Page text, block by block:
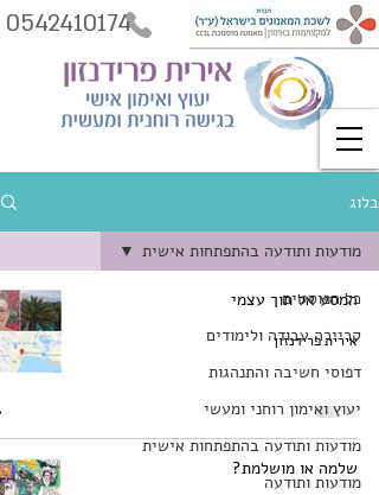
0542410174
בלוג
כל הפוסטים
קריירה עבודה ולימודים
דפוסי חשיבה והתנהגות
יעוץ ואימון רוחני ומעשי
מודעות ותודעה בהתפתחות אישית
מודעות ותודעה
מודעות ותודעה בהתפתחות אישית
המסע אל תוך עצמי
אירית פרידנזון
שלמה או מושלמת?